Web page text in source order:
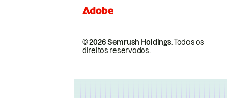
© 2026 Semrush Holdings.Todos os
direitos reservados.